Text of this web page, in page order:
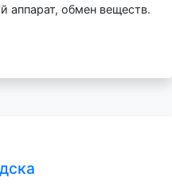
аппарат, обмен веществ.